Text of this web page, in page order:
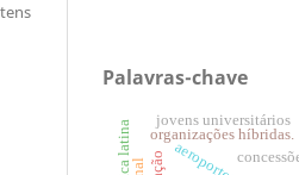
Palavras-chave
organizações híbridas.
jovens universitários